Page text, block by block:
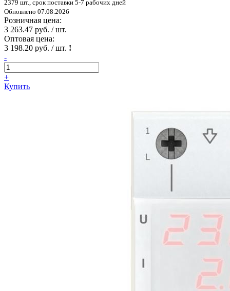
2379 шт., срок поставки 5-7 рабочих дней
Обновлено 07.08.2026
Розничная цена:
3 263.47 руб. / шт.
Оптовая цена:
3 198.20 руб. / шт. !
-
+
Купить